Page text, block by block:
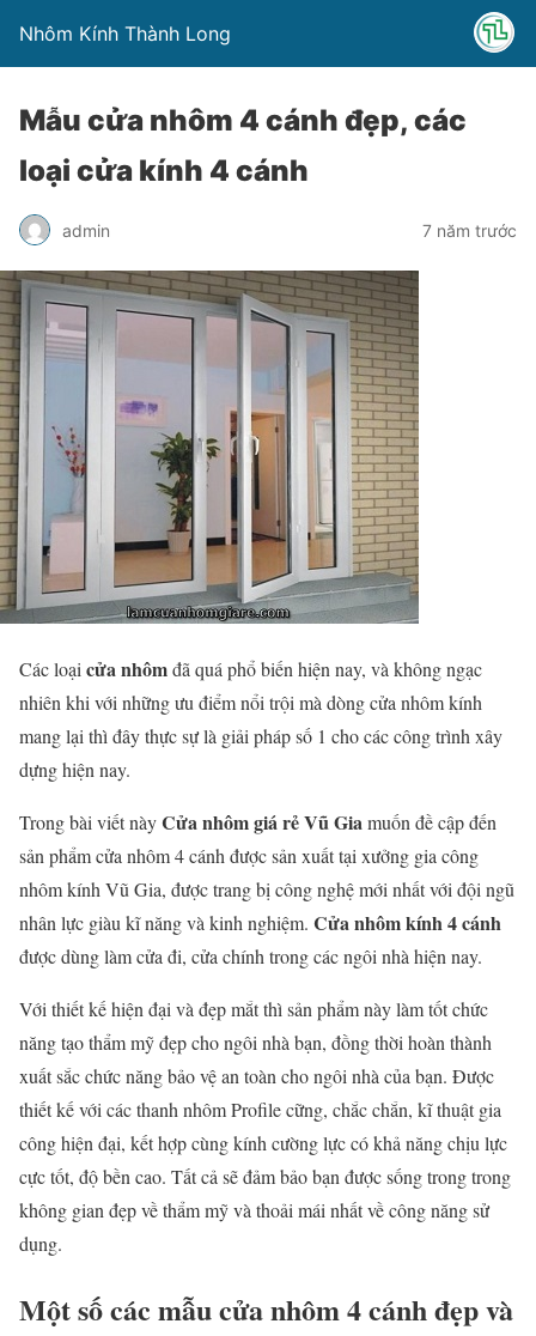
Nhôm Kính Thành Long
Mẫu cửa nhôm 4 cánh đẹp, các
loại cửa kính 4 cánh
admin 7 năm trước
Các loại cửa nhômđã quá phổ biến hiện nay, và không ngạc
nhiên khi với những ưu điểm nổi trội mà dòng cửa nhôm kính
mang lại thì đây thực sự là giải pháp số 1 cho các công trình xây
dựng hiện nay.
Trong bài viết nàyCửa nhôm giá rẻ Vũ Giamuốn đề cập đến
sản phẩm cửa nhôm 4 cánh được sản xuất tại xưởng gia công
nhôm kính Vũ Gia, được trang bị công nghệ mới nhất với đội ngũ
nhân lực giàu kĩ năng và kinh nghiệm. Cửa nhôm kính 4 cánh
được dùng làm cửa đi, cửa chính trong các ngôi nhà hiện nay.
Với thiết kế hiện đại và đẹp mắt thì sản phẩm này làm tốt chức
năng tạo thẩm mỹ đẹp cho ngôi nhà bạn, đồng thời hoàn thành
xuất sắc chức năng bảo vệ an toàn cho ngôi nhà của bạn. Được
thiết kế với các thanh nhôm Profile cững, chắc chắn, kĩ thuật gia
công hiện đại, kết hợp cùng kính cường lực có khả năng chịu lực
cực tốt, độ bền cao. Tất cả sẽ đảm bảo bạn được sống trong trong
không gian đẹp về thẩm mỹ và thoải mái nhất về công năng sử
dụng.
Một số các mẫu cửa nhôm 4 cánh đẹp và